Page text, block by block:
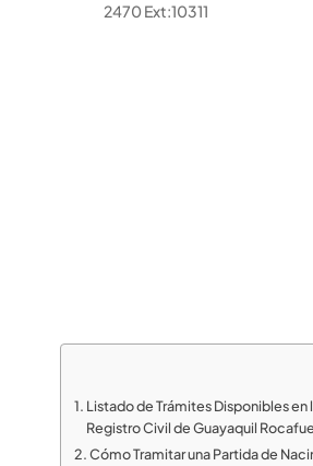
2470 Ext:10311
Listado de Trámites Disponibles en
Registro Civil de Guayaquil
Cómo Tramitar una Partida de